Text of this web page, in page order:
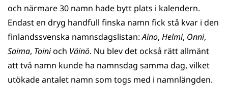
och närmare 30 namn hade bytt plats i kalendern.
Endast en dryg handfull finska namn fick stå kvar i den
finlandssvenska namnsdagslistan:Aino, Helmi, Onni,
Saima, Toinioch Väinö. Nu blev det också rätt allmänt
att två namn kunde ha namnsdag samma dag, vilket
utökade antalet namn som togs med i namnlängden.